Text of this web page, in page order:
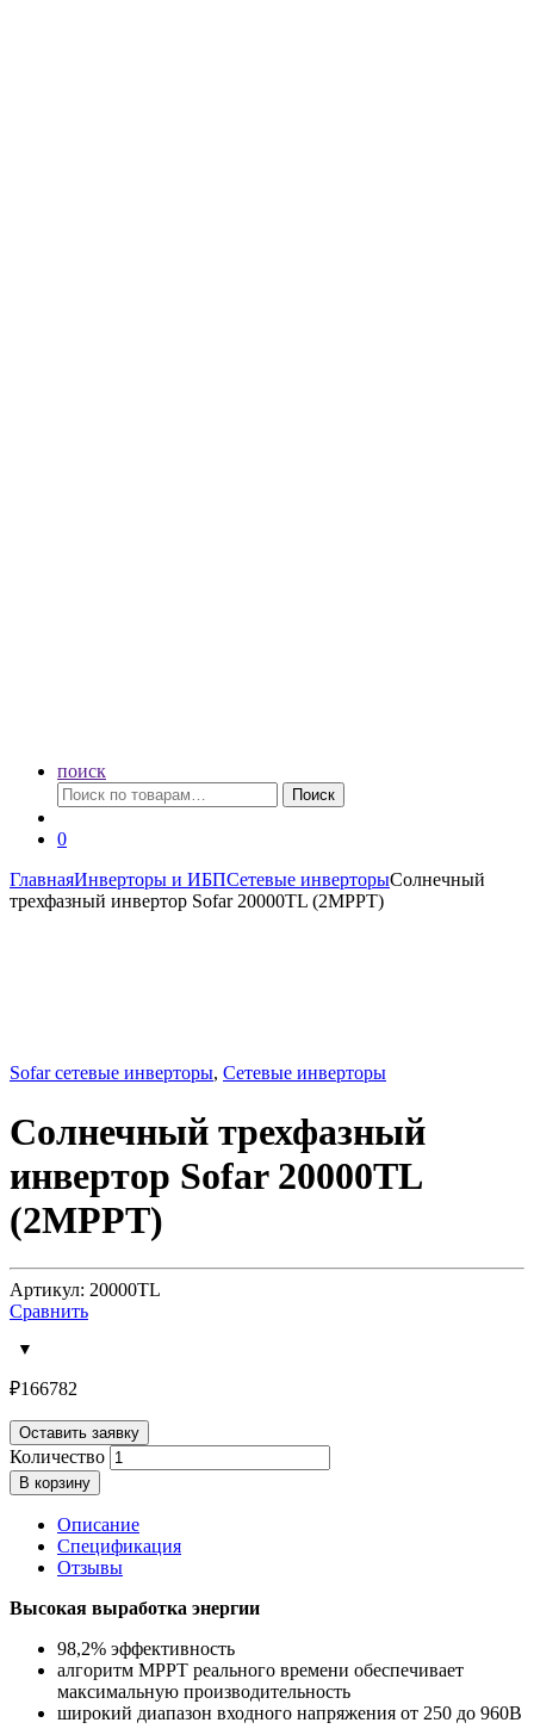
поиск
Искать:
Поиск
0
ГлавнаяИнверторы и ИБПСетевые инверторыСолнечный
трехфазный инвертор Sofar 20000TL (2MPPT)
Sofar сетевые инверторы, Сетевые инверторы
Солнечный трехфазный
инвертор Sofar 20000TL
(2MPPT)
Артикул: 20000TL
Сравнить
₽166782
Оставить заявку
Количество
В корзину
Описание
Спецификация
Отзывы
Высокая выработка энергии
98,2% эффективность
алгоритм MPPT реального времени обеспечивает
максимальную производительность
широкий диапазон входного напряжения от 250 до 960В